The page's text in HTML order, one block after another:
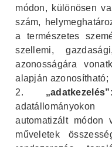
módon, különösen
szám,
a természetes
szellemi,
azonosságára
alapján azonosítható;
2.
„adatkezelés”
automatizált módon
műveletek